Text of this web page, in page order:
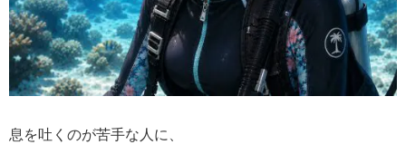
息を吐くのが苦手な人に、